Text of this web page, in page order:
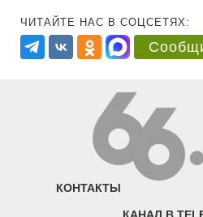
ЧИТАЙТЕ НАС В СОЦСЕТЯХ:
КОНТАКТЫ